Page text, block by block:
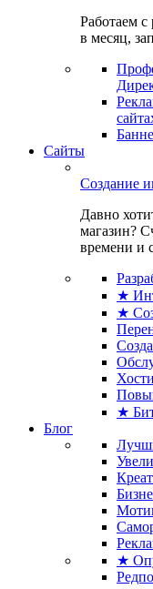
Работаем
в месяц,
Сайты
Создание
Давно
магазин?
времени и
★
★
★
Блог
★